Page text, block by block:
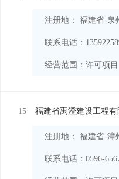
注册地： 福建省-泉
联系电话：
经营范围：
15 福建省禹澄建设工程有
注册地： 福建省-漳
联系电话：0596-